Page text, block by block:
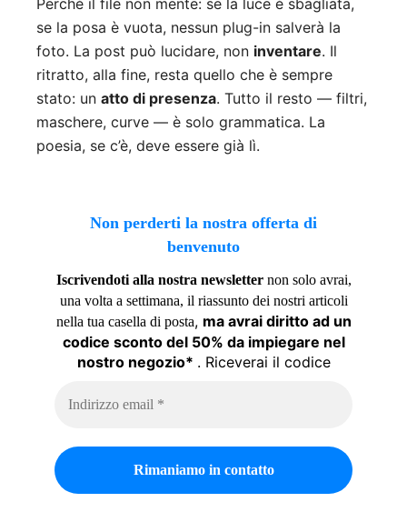
Perché il file non mente: se la luce è sbagliata,
se la posa è vuota, nessun plug-in salverà la
foto. La post può lucidare, non inventare. Il
ritratto, alla fine, resta quello che è sempre
stato: un atto di presenza. Tutto il resto — filtri,
maschere, curve — è solo grammatica. La
poesia, se c’è, deve essere già lì.
Non perderti la nostra offerta di
benvenuto
Iscrivendoti alla nostra newsletternon solo avrai,
una volta a settimana, il riassunto dei nostri articoli
nella tua casella di posta, ma avrai diritto ad un
codice sconto del 50% da impiegare nel
nostro negozio* . Riceverai il codice